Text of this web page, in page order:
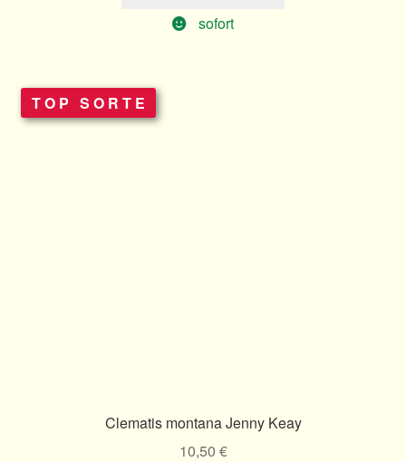
sofort
Clematis montana Jenny Keay
10,50 €